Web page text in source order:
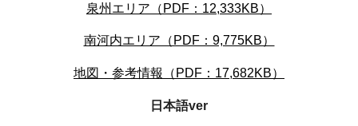
泉州エリア（PDF：12,333KB）
南河内エリア（PDF：9,775KB）
地図・参考情報（PDF：17,682KB）
日本語ver